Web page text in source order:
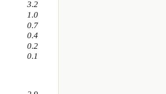
3.2
1.0
0.7
0.4
0.2
0.1